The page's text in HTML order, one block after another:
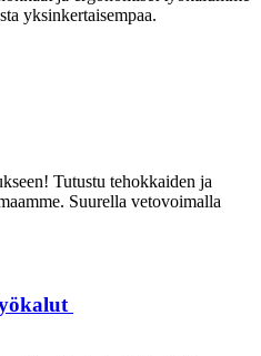
yksinkertaisempaa.
Tutustu tehokkaiden ja
Suurella vetovoimalla